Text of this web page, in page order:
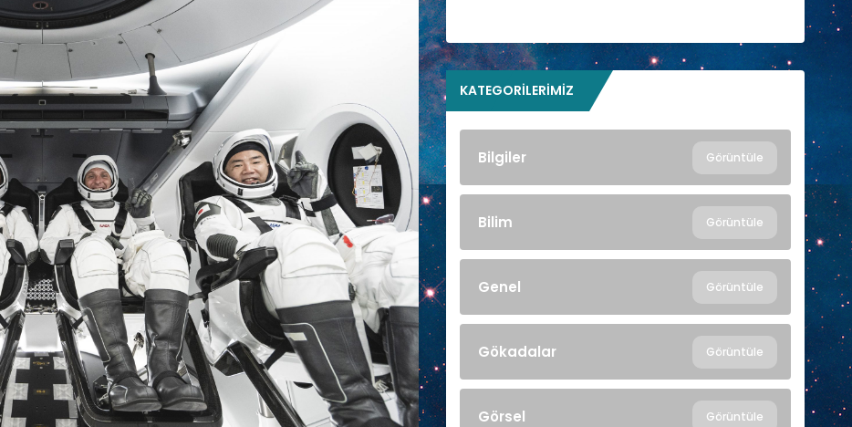
KATEGORILERIMIZ
Bilgiler Görüntüle
Bilim Görüntüle
Genel Görüntüle
Gökadalar Görüntüle
Görsel Görüntüle